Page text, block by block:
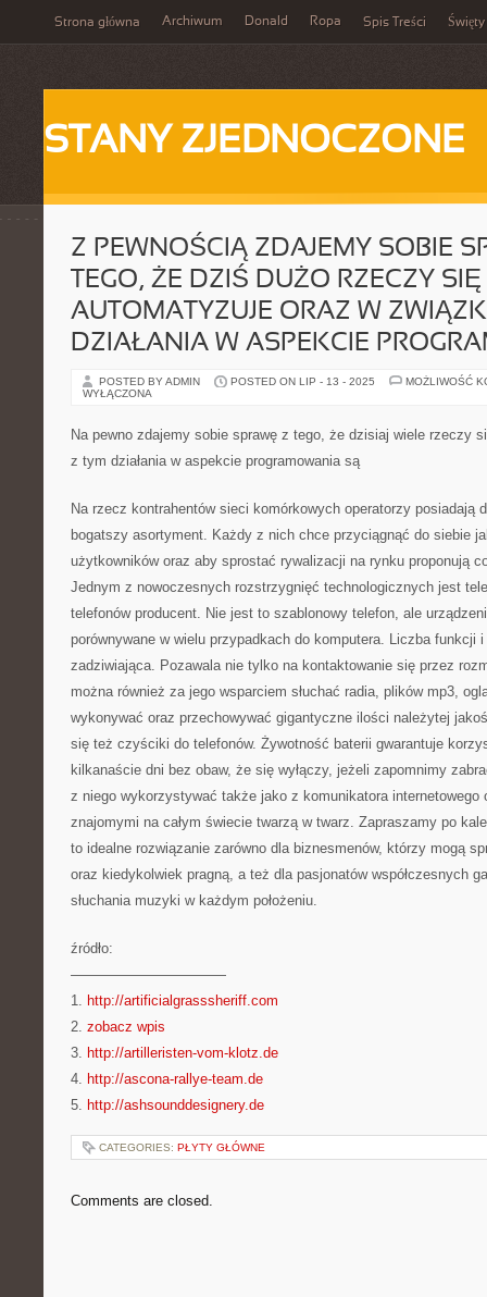
Strona główna Archiwum Donald Ropa Spis Treści Święty
STANY ZJEDNOCZONE
Z PEWNOŚCIĄ ZDAJEMY SOBIE
TEGO, ŻE DZIŚ DUŻO RZECZY SIĘ
AUTOMATYZUJE ORAZ W
DZIAŁANIA W ASPEKCIE
POSTED BY ADMIN POSTED ON LIP - 13 - 2025
MOŻLIWOŚĆ
WYŁĄCZONA
Na pewno zdajemy sobie sprawę z tego, że dzisiaj wiele rzeczy
z tym działania w aspekcie programowania są
Na rzecz kontrahentów sieci komórkowych operatorzy posiadają
bogatszy asortyment. Każdy z nich chce przyciągnąć do siebie
użytkowników oraz aby sprostać rywalizacji na rynku proponują
Jednym z nowoczesnych rozstrzygnięć technologicznych jest
telefonów producent. Nie jest to szablonowy telefon, ale
porównywane w wielu przypadkach do komputera. Liczba funkcji
zadziwiająca. Pozawala nie tylko na kontaktowanie się przez
można również za jego wsparciem słuchać radia, plików mp3,
wykonywać oraz przechowywać gigantyczne ilości należytej
się też czyściki do telefonów. Żywotność baterii gwarantuje
kilkanaście dni bez obaw, że się wyłączy, jeżeli zapomnimy
z niego wykorzystywać także jako z komunikatora internetowego
znajomymi na całym świecie twarzą w twarz. Zapraszamy po
to idealne rozwiązanie zarówno dla biznesmenów, którzy mogą
oraz kiedykolwiek pragną, a też dla pasjonatów współczesnych
słuchania muzyki w każdym położeniu.
źródło:
———————————
1. http://artificialgrasssheriff.com
2. zobacz wpis
3. http://artilleristen-vom-klotz.de
4. http://ascona-rallye-team.de
5. http://ashsounddesignery.de
CATEGORIES: PŁYTY GŁÓWNE
Comments are closed.